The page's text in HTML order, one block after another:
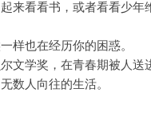
来看看书，或者看看少年
样也在经历你的困惑。
文学奖，在青春期被人送
数人向往的生活。